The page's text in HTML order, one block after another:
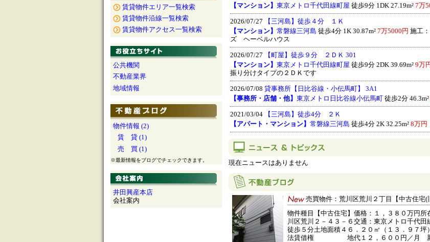
賃貸物件エリア一覧検索
賃貸物件沿線一覧検索
賃貸物件アクセス一覧検索
公共機関
不動産業界
地域情報
物件情報 (2)
賃 貸 (1)
売 買 (1)
※最新情報をブログでチェックできます。
井田興産本店
会社案内
【マンション】 東京メトロ千代田線町屋 徒歩9分 1DK 27.19m²7万
2026/07/27
【三河島】徒歩４分 １Ｋ
【マンション】 常磐線三河島 徒歩4分 1K 30.87m²7万5000円 施工
ズ ヘーベルハウス
2026/07/27
【町屋】徒歩９分 ２ＤＫ 301
【マンション】 東京メトロ千代田線町屋 徒歩9分 2DK 39.69m²9万
振り分けタイプの２ＤＫです
2026/07/08 貸事務所【日比谷線・小伝馬町】 3A1
【事務所・店舗・他】 東京メトロ日比谷線小伝馬町 徒歩2分 46.3m²
2021/03/04
【三河島】徒歩4分 ２Ｋ
【アパート・マンション】 常磐線三河島 徒歩4分 2K 32.25m²8万円
現在ニュースはありません
売買物件：荒川区荒川２丁目【中古住宅(
物件種目【中古住宅】価格：１，３８０万円所
川区荒川２－４３－６交通：東京メトロ千代
徒歩５分土地面積４６．２０㎡（１３．９７坪
法賃借権 地代１２，６００円／月 新